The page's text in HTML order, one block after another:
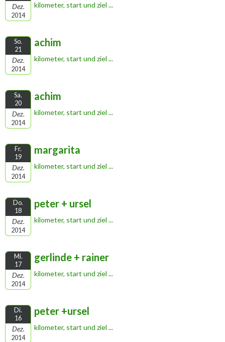
Dez.
2014
kilometer, start und ziel ...
So.
21
Dez.
2014
achim
kilometer, start und ziel ...
Sa.
20
Dez.
2014
achim
kilometer, start und ziel ...
Fr.
19
Dez.
2014
margarita
kilometer, start und ziel ...
Do.
18
Dez.
2014
peter + ursel
kilometer, start und ziel ...
Mi.
17
Dez.
2014
gerlinde + rainer
kilometer, start und ziel ...
Di.
16
Dez.
2014
peter +ursel
kilometer, start und ziel ...